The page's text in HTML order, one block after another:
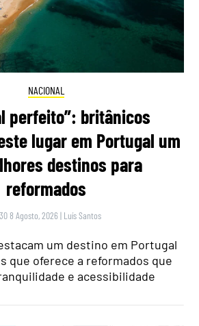
NACIONAL
perfeito”: britânicos
lugar em Portugal um
destinos para
reformados
8 Agosto, 2026 | Luís Santos
um destino em Portugal
que oferece a reformados que
e acessibilidade